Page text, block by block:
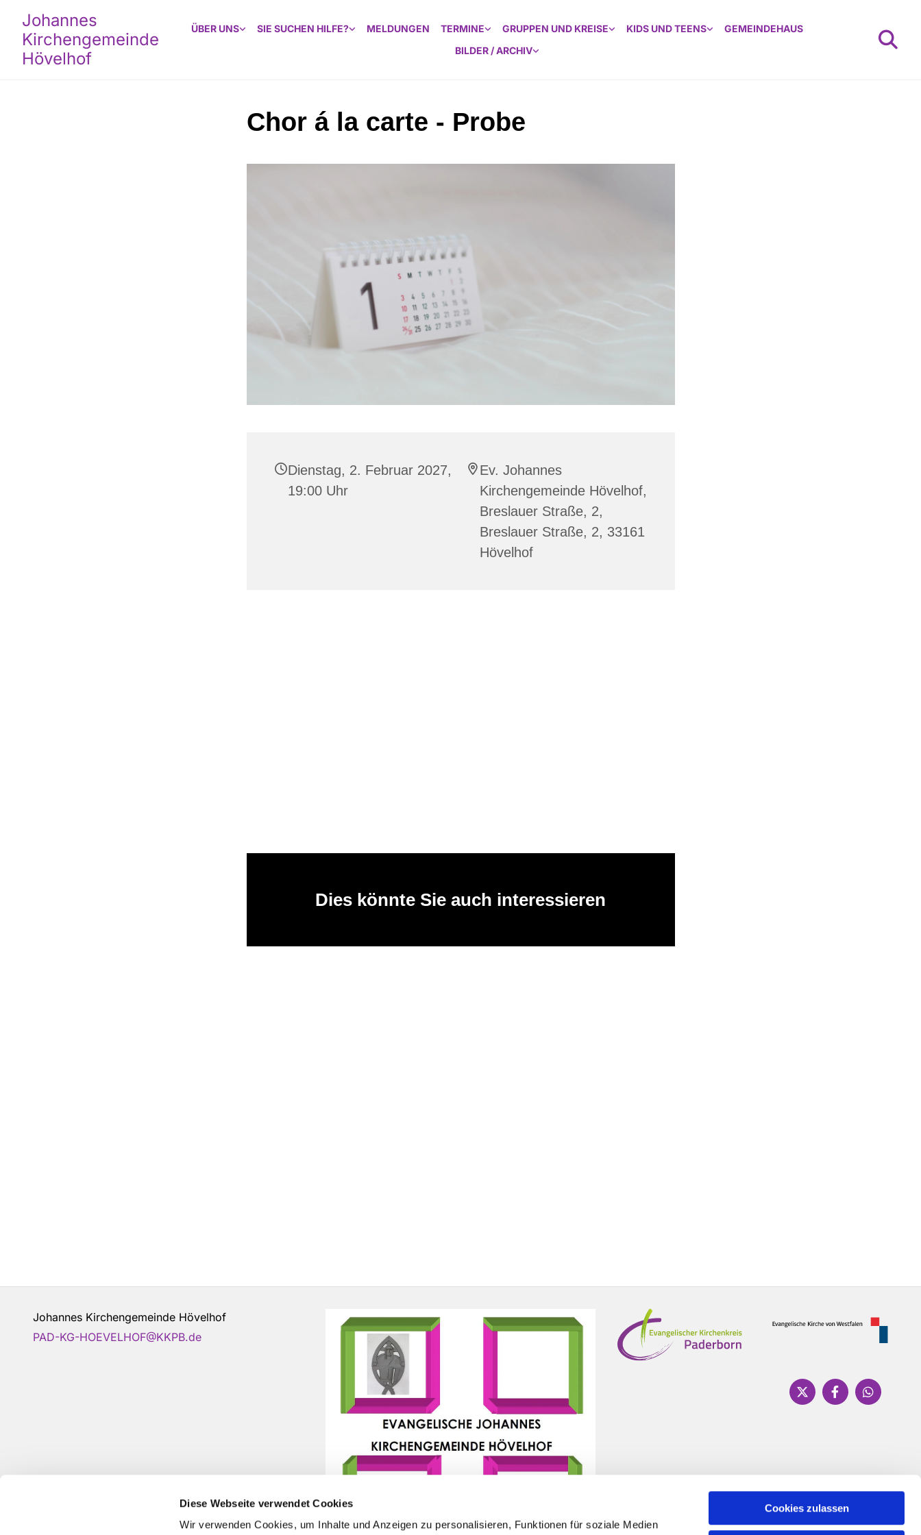
Diese Webseite verwendet Cookies
Wir verwenden Cookies, um Inhalte und Anzeigen zu personalisieren, Funktionen für soziale Medien
Cookies zulassen
Johannes
Kirchengemeinde
Hövelhof
ÜBER UNS SIE SUCHEN HILFE? MELDUNGEN TERMINE GRUPPEN UND KREISE KIDS UND TEENS
GEMEINDEHAUS
BILDER / ARCHIV
Chor á la carte - Probe
Dienstag, 2. Februar 2027,
19:00 Uhr
Ev. Johannes
Kirchengemeinde Hövelhof,
Breslauer Straße, 2,
Breslauer Straße, 2, 33161
Hövelhof
Dies könnte Sie auch interessieren
Johannes Kirchengemeinde Hövelhof
PAD-KG-HOEVELHOF@KKPB.de